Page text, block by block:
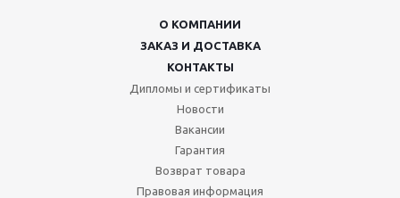
О КОМПАНИИ
ЗАКАЗ И ДОСТАВКА
КОНТАКТЫ
Дипломы и сертификаты
Новости
Вакансии
Гарантия
Возврат товара
Правовая информация